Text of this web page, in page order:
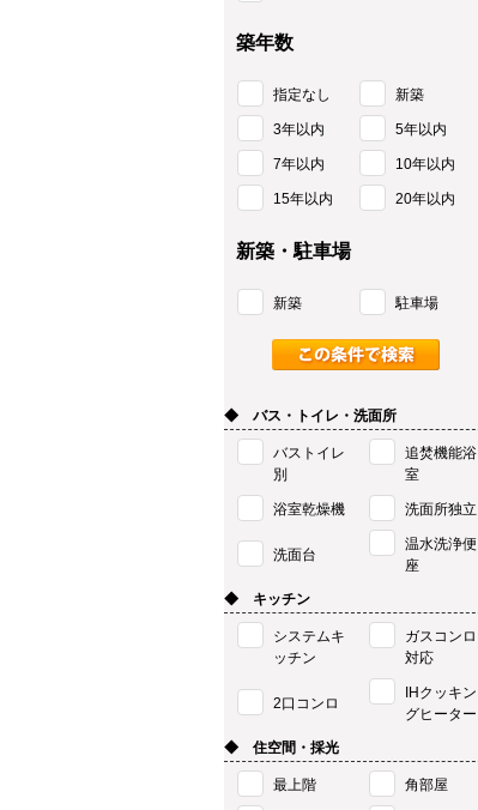
築年数
指定なし 新築
3年以内 5年以内
7年以内 10年以内
15年以内 20年以内
新築・駐車場
新築 駐車場
◆ バス・トイレ・洗面所
バストイレ
別
追焚機能浴
室
浴室乾燥機 洗面所独立
洗面台
温水洗浄便
座
◆ キッチン
システムキ
ッチン
ガスコンロ
対応
2口コンロ
IHクッキン
グヒーター
◆ 住空間・採光
最上階 角部屋